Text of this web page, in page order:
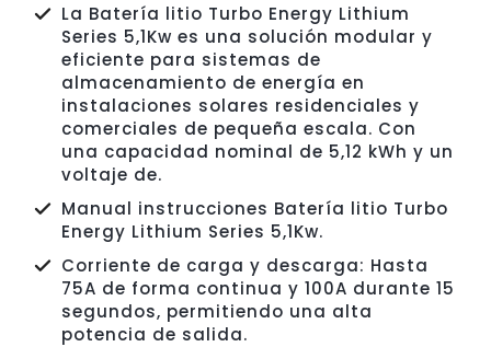
La Batería litio Turbo Energy Lithium
Series 5,1Kw es una solución modular y
eficiente para sistemas de
almacenamiento de energía en
instalaciones solares residenciales y
comerciales de pequeña escala. Con
una capacidad nominal de 5,12 kWh y un
voltaje de.
Manual instrucciones Batería litio Turbo
Energy Lithium Series 5,1Kw.
Corriente de carga y descarga: Hasta
75A de forma continua y 100A durante 15
segundos, permitiendo una alta
potencia de salida.